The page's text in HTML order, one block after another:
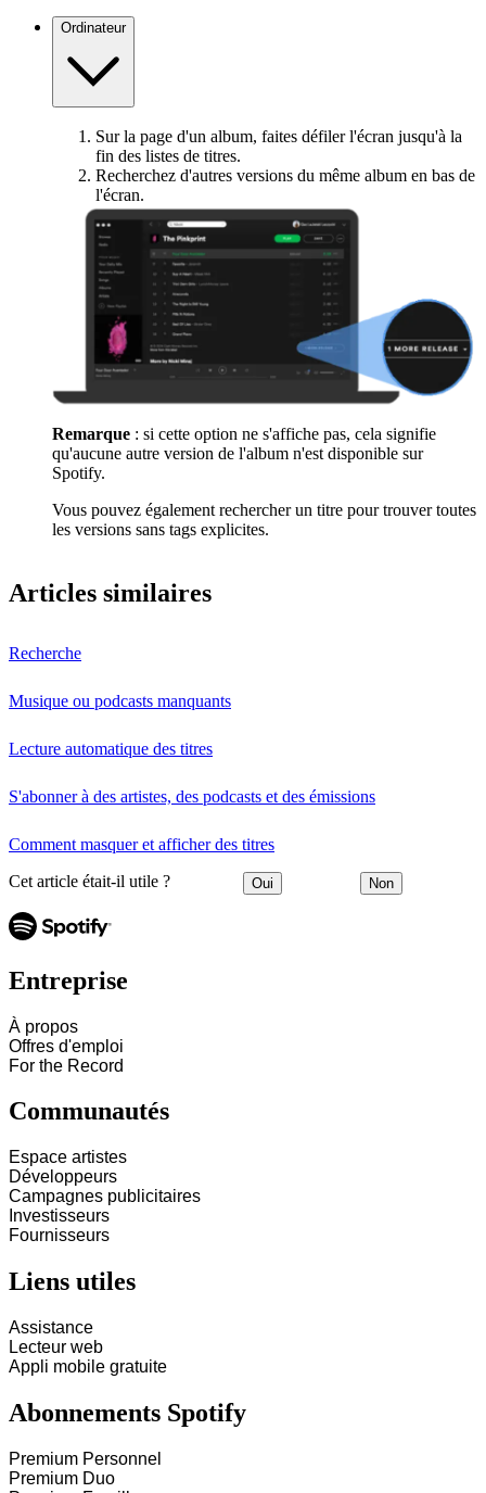
Ordinateur
Sur la page d'un album, faites défiler l'écran jusqu'à la
fin des listes de titres.
Recherchez d'autres versions du même album en bas de
l'écran.
Remarque : si cette option ne s'affiche pas, cela signifie
qu'aucune autre version de l'album n'est disponible sur
Spotify.
Vous pouvez également rechercher un titre pour trouver toutes
les versions sans tags explicites.
Articles similaires
Recherche
Musique ou podcasts manquants
Lecture automatique des titres
S'abonner à des artistes, des podcasts et des émissions
Comment masquer et afficher des titres
Cet article était-il utile ? Oui Non
Entreprise
À propos
Offres d'emploi
For the Record
Communautés
Espace artistes
Développeurs
Campagnes publicitaires
Investisseurs
Fournisseurs
Liens utiles
Assistance
Lecteur web
Appli mobile gratuite
Abonnements Spotify
Premium Personnel
Premium Duo